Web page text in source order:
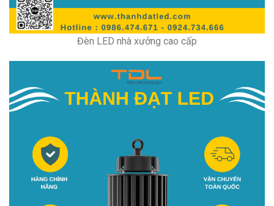
Đèn LED nhà xưởng cao cấp